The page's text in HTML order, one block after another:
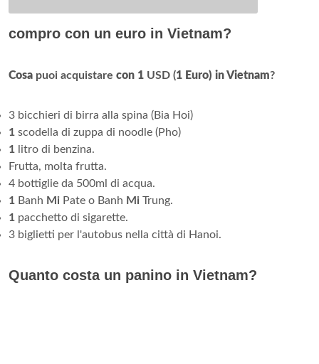
compro con un euro in Vietnam?
Cosa puoi acquistare con 1 USD (1 Euro) in Vietnam?
3 bicchieri di birra alla spina (Bia Hoi)
1 scodella di zuppa di noodle (Pho)
1 litro di benzina.
Frutta, molta frutta.
4 bottiglie da 500ml di acqua.
1 Banh Mi Pate o Banh Mi Trung.
1 pacchetto di sigarette.
3 biglietti per l'autobus nella città di Hanoi.
Quanto costa un panino in Vietnam?